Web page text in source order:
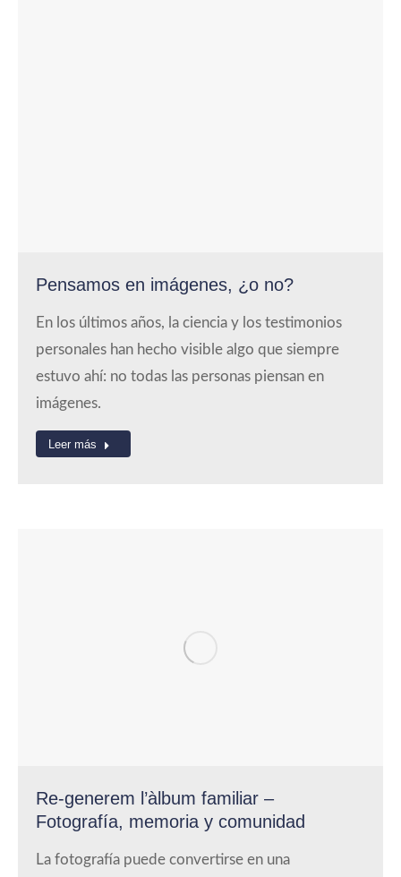
Pensamos en imágenes, ¿o no?
En los últimos años, la ciencia y los testimonios
personales han hecho visible algo que siempre
estuvo ahí: no todas las personas piensan en
imágenes.
Leer más
Re-generem l’àlbum familiar –
Fotografía, memoria y comunidad
La fotografía puede convertirse en una